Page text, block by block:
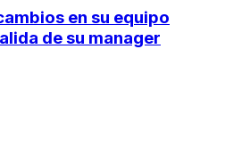
en su equipo
de su manager